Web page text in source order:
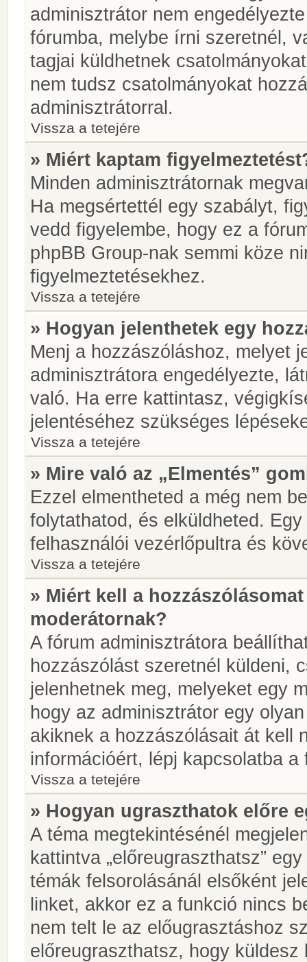
adminisztrátor nem
fórumba, melybe írni szeretnél,
tagjai küldhetnek
nem tudsz csatolmányokat
adminisztrátorral.
Vissza a tetejére
» Miért kaptam
Minden adminisztrátornak
Ha megsértettél egy szabályt,
vedd figyelembe, hogy ez a
phpBB Group-nak semmi köze
figyelmeztetésekhez.
Vissza a tetejére
» Hogyan jelenthetek egy
Menj a hozzászóláshoz, melyet
adminisztrátora engedélyezte,
való. Ha erre kattintasz,
jelentéséhez szükséges
Vissza a tetejére
» Mire való az „Elmentés”
Ezzel elmentheted a még nem
folytathatod, és elküldheted.
felhasználói vezérlőpultra és
Vissza a tetejére
» Miért kell a
moderátornak?
A fórum adminisztrátora
hozzászólást szeretnél küldeni,
jelenhetnek meg, melyeket egy
hogy az adminisztrátor egy
akiknek a hozzászólásait át kell
információért, lépj kapcsolatba
Vissza a tetejére
» Hogyan ugraszthatok előre
A téma megtekintésénél
kattintva „előreugraszthatsz”
témák felsorolásánál elsőként
linket, akkor ez a funkció nincs
nem telt le az előugrasztáshoz
előreugraszthatsz, hogy